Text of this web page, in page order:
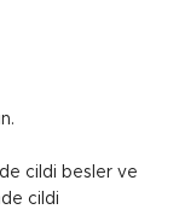
cildi besler ve
cildi